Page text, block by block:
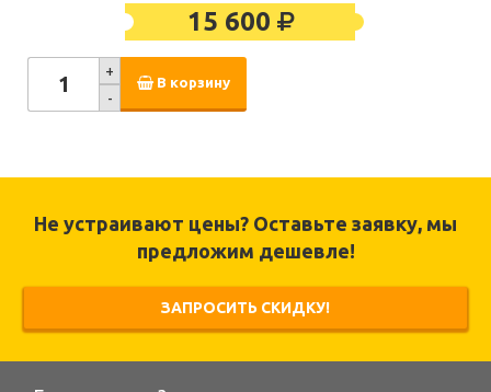
15 600
+
-
В корзину
Не устраивают цены? Оставьте заявку, мы
предложим дешевле!
ЗАПРОСИТЬ СКИДКУ!